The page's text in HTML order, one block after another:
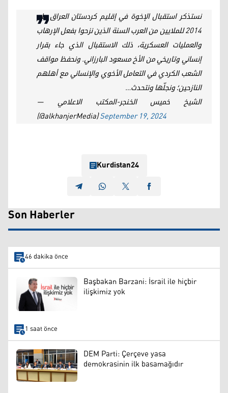
نستذكر استقبال الإخوة في إقليم كردستان العراق عام
2014 للملايين من العرب السنة الذين نزحوا بفعل الإرهاب
والعمليات العسكرية، ذلك الاستقبال الذي جاء بقرار
إنساني وتاريخي من الأخ مسعود البارزاني. ونحفظ مواقف
الشعب الكردي في التعامل الأخوي والإنساني مع أهلهم
النازحين؛ ونجلّها ونتحدث…
— الشيخ خميس الخنجر-المكتب الاعلامي
(@alkhanjerMedia)September 19, 2024
Kurdistan24
Son Haberler
46 dakika önce
Başbakan Barzani: İsrail ile hiçbir
ilişkimiz yok
1 saat önce
DEM Parti: Çerçeve yasa
demokrasinin ilk basamağıdır